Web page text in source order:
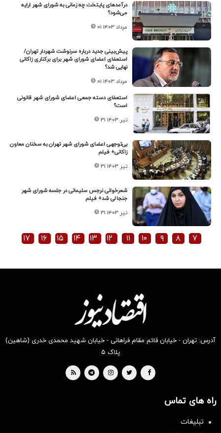
درآمدهای پایتخت چه زمانی به شورای شهر ارایه
می‌شود؟
۰۱ مرداد ۱۴۰۳
پیش‌بینی جدید درباره سرنوشت شهردار تهران/
استعفای اعضای شورای شهر برای برکناری زاکانی
نهایی شد؟
۰۱ مرداد ۱۴۰۳
استعفای دسته جمعی اعضای شورای شهر قانونی
است؟
۳۱ تیر ۱۴۰۳
بی‌توجهی اعضای شورای شهر تهران به سخنان معاون
زاکانی+ فیلم
۳۱ تیر ۱۴۰۳
شعرخوانی نرجس سلیمانی در جلسه شورای شهر
جنجالی شد+ فیلم
۳۱ تیر ۱۴۰۳
۷ ۸ ۹ ۱۰ ۱۱ ۱۲ ۱۳ ۱۴ ۱۵ ۱۶ ۱۷
آدرس: تهران - خیابان قائم مقام فراهانی - خیابان شهید محمدی خدری (شاهین)
پلاک ۵
راه های تماس
تبلیغات